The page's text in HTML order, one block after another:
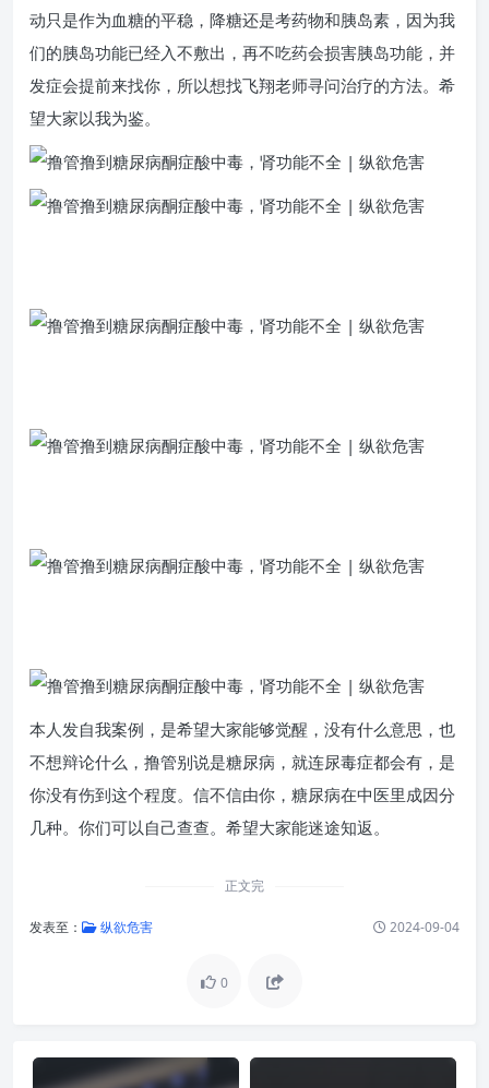
动只是作为血糖的平稳，降糖还是考药物和胰岛素，因为我
们的胰岛功能已经入不敷出，再不吃药会损害胰岛功能，并
发症会提前来找你，所以想找飞翔老师寻问治疗的方法。希
望大家以我为鉴。
本人发自我案例，是希望大家能够觉醒，没有什么意思，也
不想辩论什么，撸管别说是糖尿病，就连尿毒症都会有，是
你没有伤到这个程度。信不信由你，糖尿病在中医里成因分
几种。你们可以自己查查。希望大家能迷途知返。
正文完
发表至： 纵欲危害 2024-09-04
0